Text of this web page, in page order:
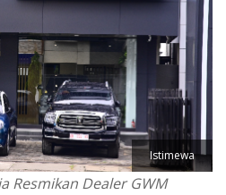
Istimewa
Resmikan Dealer GWM